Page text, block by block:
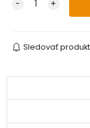
Sledovať produkt